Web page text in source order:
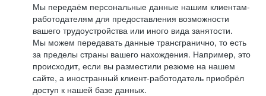
Мы передаём персональные данные нашим клиентам-
работодателям для предоставления возможности
вашего трудоустройства или иного вида занятости.
Мы можем передавать данные трансгранично, то есть
за пределы страны вашего нахождения. Например, это
происходит, если вы разместили резюме на нашем
сайте, а иностранный клиент-работодатель приобрёл
доступ к нашей базе данных.